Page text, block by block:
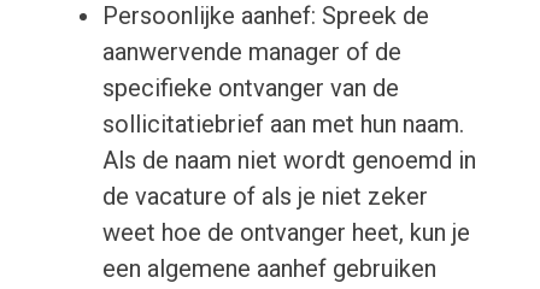
Persoonlijke aanhef: Spreek de
aanwervende manager of de
specifieke ontvanger van de
sollicitatiebrief aan met hun naam.
Als de naam niet wordt genoemd in
de vacature of als je niet zeker
weet hoe de ontvanger heet, kun je
een algemene aanhef gebruiken